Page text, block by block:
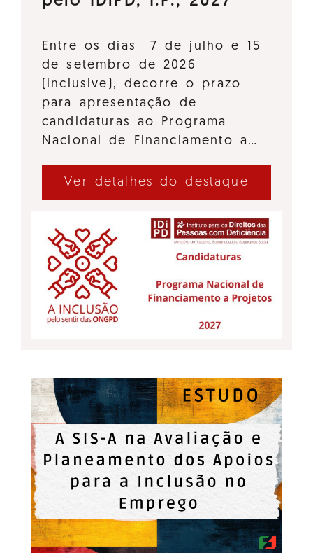
Entre os dias 7 de julho e 15
de setembro de 2026
(inclusive), decorre o prazo
para apresentação de
candidaturas ao Programa
Nacional de Financiamento a…
Ver detalhes do destaque